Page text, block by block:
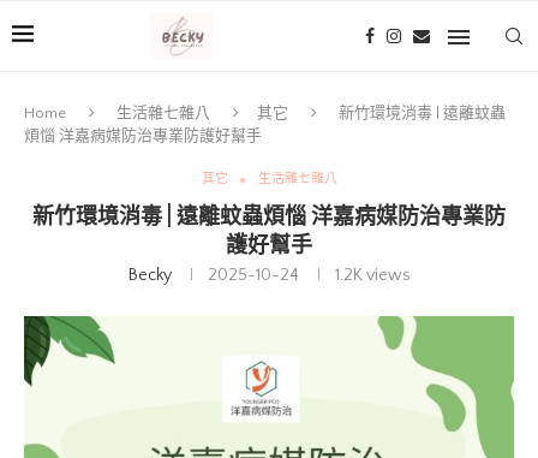
Home 生活雜七雜八 其它
新竹環境消毒 | 遠離蚊蟲
煩惱 洋嘉病媒防治專業防護好幫手
其它 生活雜七雜八
新竹環境消毒 | 遠離蚊蟲煩惱 洋嘉病媒防治專業防
護好幫手
Becky 2025-10-24 1.2Kviews